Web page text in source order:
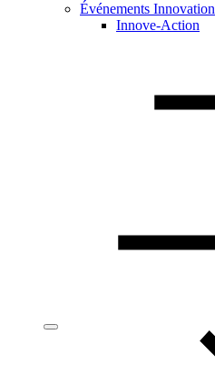
Événements Innovation
Innove-Action